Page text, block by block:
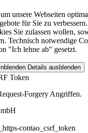
unsere Webseiten
für Sie zu
Sie zulassen wollen,
Technisch notwendige
"Ich lehne ab" gesetzt.
Details ausblenden
Token
Forgery Angriffen.
contao_csrf_token